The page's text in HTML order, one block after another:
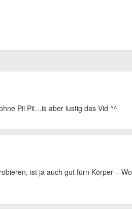
Pii Pii…is aber lustig das Vid ^^
ist ja auch gut fürn Körper –